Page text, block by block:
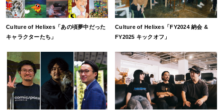
Culture of Helixes「あの頃夢中だった
キャラクターたち」
Culture of Helixes「FY2024 納会 &
FY2025 キックオフ」